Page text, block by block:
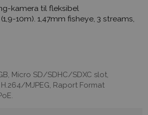
kamera til fleksibel
10m). 1,47mm fisheye, 3 streams,
Micro SD/SDHC/SDXC slot,
MJPEG, Raport Format